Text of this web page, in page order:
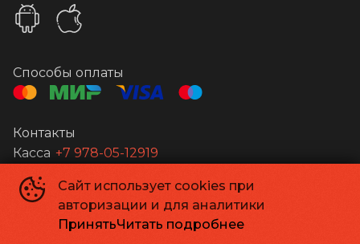
Сайт использует cookies при
авторизации и для аналитики
ПринятьЧитать подробнее
Способы оплаты
Контакты
Касса +7 978-05-12919
Апельсин© 2026
Powered byp24.app